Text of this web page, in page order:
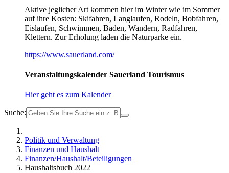
Aktive jeglicher Art kommen hier im Winter wie im Sommer
auf ihre Kosten: Skifahren, Langlaufen, Rodeln, Bobfahren,
Eislaufen, Schwimmen, Baden, Wandern, Radfahren,
Klettern. Zur Erholung laden die Naturparke ein.
https://www.sauerland.com/
Veranstaltungskalender Sauerland Tourismus
Hier geht es zum Kalender
Suche:
Politik und Verwaltung
Finanzen und Haushalt
Finanzen/Haushalt/Beteiligungen
Haushaltsbuch 2022